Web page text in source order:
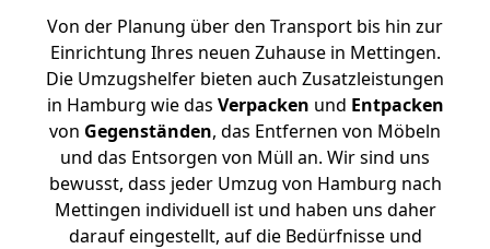
Von der Planung über den Transport bis hin zur
Einrichtung Ihres neuen Zuhause in Mettingen.
Die Umzugshelfer bieten auch Zusatzleistungen
in Hamburg wie das Verpacken und Entpacken
von Gegenständen, das Entfernen von Möbeln
und das Entsorgen von Müll an. Wir sind uns
bewusst, dass jeder Umzug von Hamburg nach
Mettingen individuell ist und haben uns daher
darauf eingestellt, auf die Bedürfnisse und